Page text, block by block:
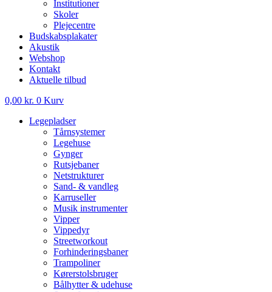
Institutioner
Skoler
Plejecentre
Budskabsplakater
Akustik
Webshop
Kontakt
Aktuelle tilbud
0,00 kr. 0 Kurv
Legepladser
Tårnsystemer
Legehuse
Gynger
Rutsjebaner
Netstrukturer
Sand- & vandleg
Karruseller
Musik instrumenter
Vipper
Vippedyr
Streetworkout
Forhinderingsbaner
Trampoliner
Kørerstolsbruger
Bålhytter & udehuse